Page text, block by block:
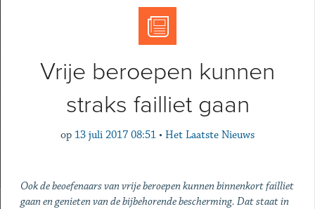
Vrije beroepen kunnen
straks failliet gaan
op 13 juli 2017 08:51 • Het Laatste Nieuws
Ook de beoefenaars van vrije beroepen kunnen binnenkort failliet
gaan en genieten van de bijbehorende bescherming. Dat staat in